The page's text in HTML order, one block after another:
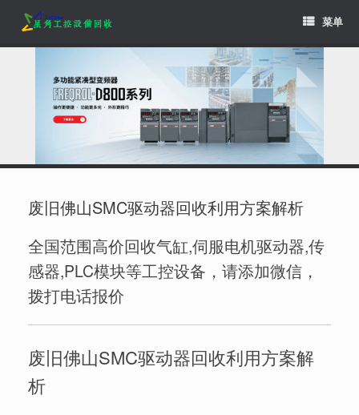
content
菜单
废旧佛山SMC驱动器回收利用方案解析
全国范围高价回收气缸,伺服电机驱动器,传
感器,PLC模块等工控设备，请添加微信，
拨打电话报价
废旧佛山SMC驱动器回收利用方案解
析